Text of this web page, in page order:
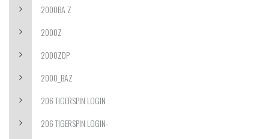
2000BA Z
2000Z
2000ZDP
2000_BAZ
206 TIGERSPIN LOGIN
206 TIGERSPIN LOGIN-